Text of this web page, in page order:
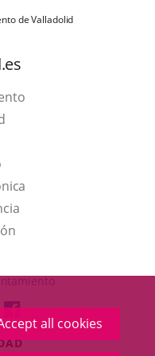
all cookies
de Valladolid
This
link
will
open
a
up
window.
LINK
TO
EXTERNAL